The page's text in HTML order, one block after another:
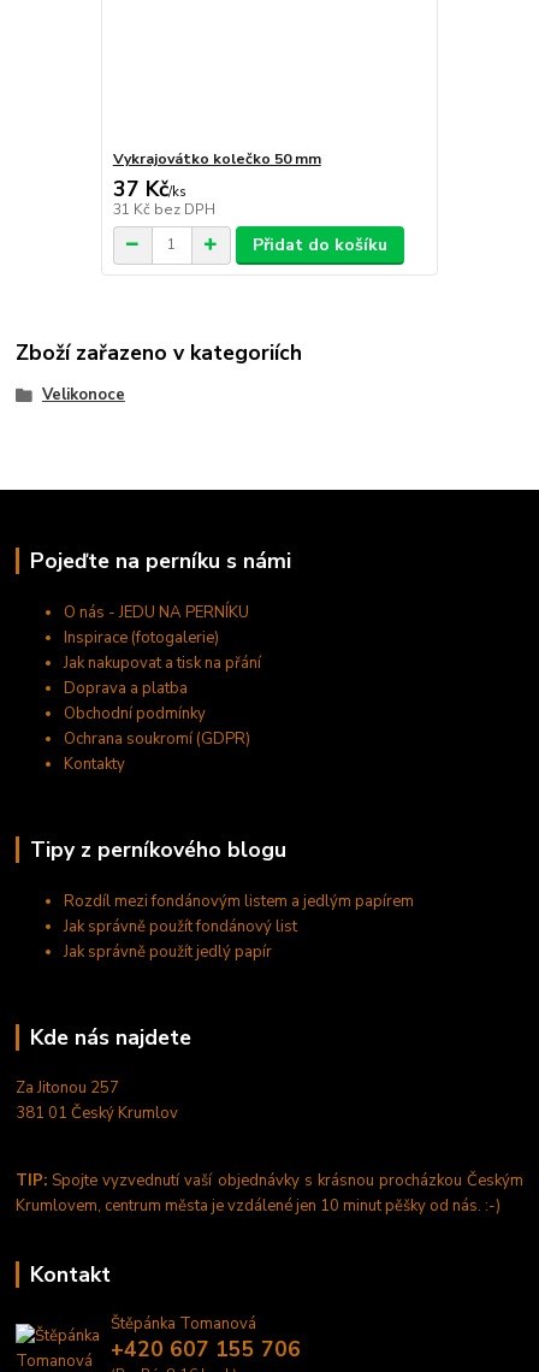
Vykrajovátko kolečko 50 mm
37 Kč/ks
31 Kč bez DPH
Přidat do košíku
Zboží zařazeno v kategoriích
Velikonoce
Pojeďte na perníku s námi
O nás - JEDU NA PERNÍKU
Inspirace (fotogalerie)
Jak nakupovat a tisk na přání
Doprava a platba
Obchodní podmínky
Ochrana soukromí (GDPR)
Kontakty
Tipy z perníkového blogu
Rozdíl mezi fondánovým listem a jedlým papírem
Jak správně použít fondánový list
Jak správně použít jedlý papír
Kde nás najdete
Za Jitonou 257
381 01 Český Krumlov
TIP: Spojte vyzvednutí vaší objednávky s krásnou procházkou Českým
Krumlovem, centrum města je vzdálené jen 10 minut pěšky od nás. :-)
Kontakt
Štěpánka Tomanová
+420 607 155 706